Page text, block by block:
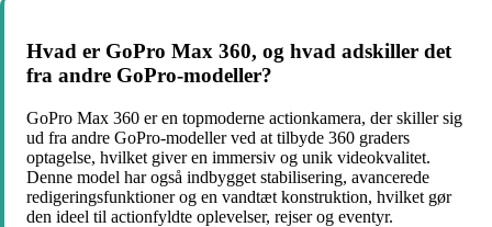
Hvad er GoPro Max 360, og hvad adskiller det
fra andre GoPro-modeller?
GoPro Max 360 er en topmoderne actionkamera, der skiller sig
ud fra andre GoPro-modeller ved at tilbyde 360 graders
optagelse, hvilket giver en immersiv og unik videokvalitet.
Denne model har også indbygget stabilisering, avancerede
redigeringsfunktioner og en vandtæt konstruktion, hvilket gør
den ideel til actionfyldte oplevelser, rejser og eventyr.